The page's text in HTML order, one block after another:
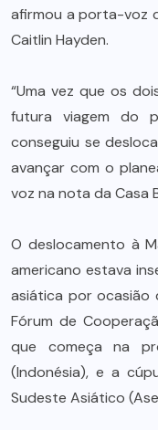
afirmou a porta-voz
Caitlin Hayden.
“Uma vez que os
futura viagem do
conseguiu se
avançar com o
voz na nota da Casa
O deslocamento à
americano estava
asiática por ocasião
Fórum de
que começa na
(Indonésia), e a
Sudeste Asiático